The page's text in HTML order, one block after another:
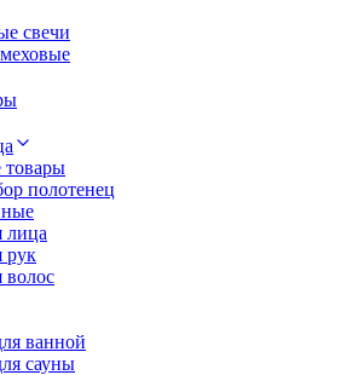
свечи
товары
полотенец
лица
рук
волос
ванной
сауны